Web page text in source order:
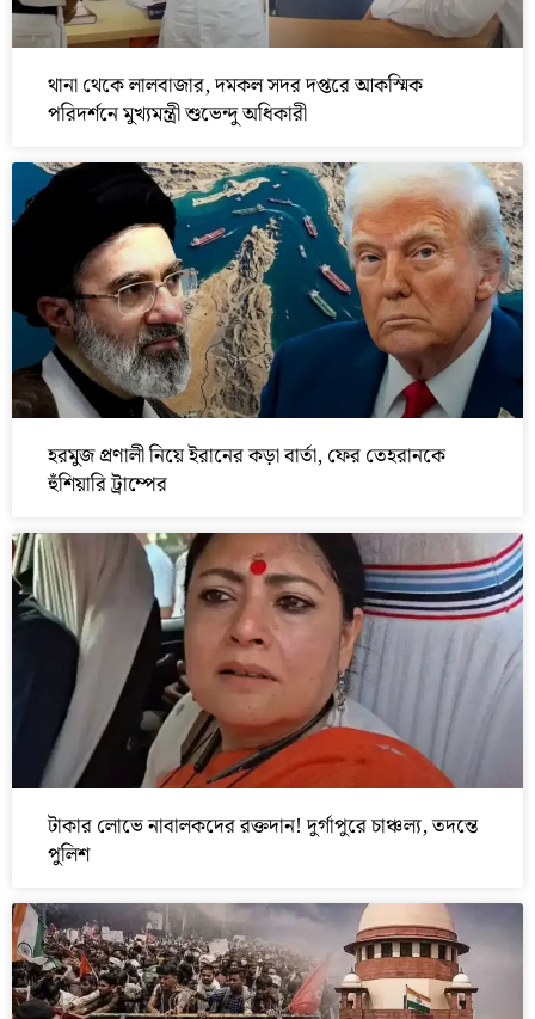
থানা থেকে লালবাজার, দমকল সদর দপ্তরে আকস্মিক
পরিদর্শনে মুখ্যমন্ত্রী শুভেন্দু অধিকারী
হরমুজ প্রণালী নিয়ে ইরানের কড়া বার্তা, ফের তেহরানকে
হুঁশিয়ারি ট্রাম্পের
টাকার লোভে নাবালকদের রক্তদান! দুর্গাপুরে চাঞ্চল্য, তদন্তে
পুলিশ